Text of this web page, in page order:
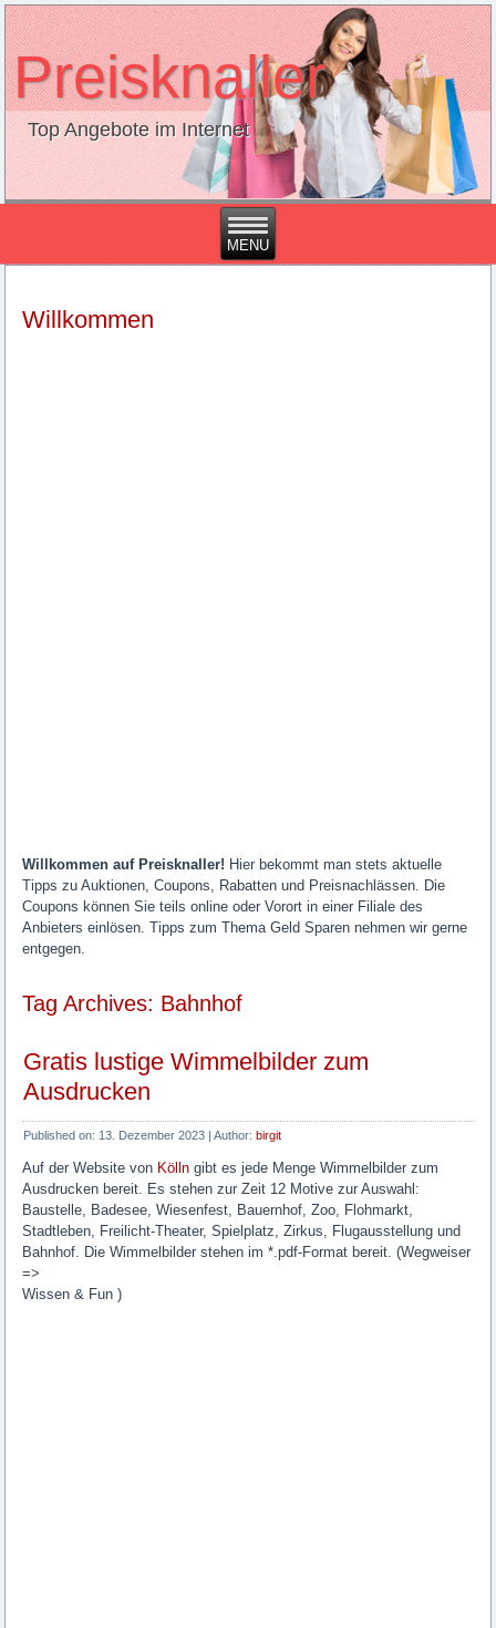
Preisknaller
Top Angebote im Internet
Willkommen
Willkommen auf Preisknaller! Hier bekommt man stets aktuelle
Tipps zu Auktionen, Coupons, Rabatten und Preisnachlässen. Die
Coupons können Sie teils online oder Vorort in einer Filiale des
Anbieters einlösen. Tipps zum Thema Geld Sparen nehmen wir gerne
entgegen.
Tag Archives: Bahnhof
Gratis lustige Wimmelbilder zum
Ausdrucken
Published on: 13. Dezember 2023 |Author: birgit
Auf der Website von Kölln gibt es jede Menge Wimmelbilder zum
Ausdrucken bereit. Es stehen zur Zeit 12 Motive zur Auswahl:
Baustelle, Badesee, Wiesenfest, Bauernhof, Zoo, Flohmarkt,
Stadtleben, Freilicht-Theater, Spielplatz, Zirkus, Flugausstellung und
Bahnhof. Die Wimmelbilder stehen im *.pdf-Format bereit. (Wegweiser
=>
Wissen & Fun )